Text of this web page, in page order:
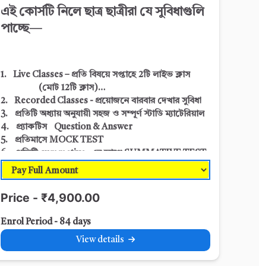
এই কোর্সটি নিলে ছাত্র ছাত্রীরা যে সুবিধাগুলি
পাচ্ছে—
1. Live Classes – প্রতি বিষয়ে সপ্তাহে 2টি লাইভ ক্লাস
(মোট 12টি ক্লাস)
2. Recorded Classes - প্রয়োজনে বারবার দেখার সুবিধা
3. প্রতিটি অধ্যায় অনুযায়ী সহজ ও সম্পূর্ণ স্টাডি ম্যাটেরিয়াল
4. প্র্যাকটিস Question & Answer
5. প্রতিমাসে MOCK TEST
6. প্রতিটি summative -এর আগে SUMMATIVE TEST
7. Sample Question Sets & Suggestions
8. সময়ে সময়ে অভিভাবক–শিক্ষক আলোচনা
9. ছাত্র ছাত্রীদের- Academic Progress Report
Price - ₹4,900.00
Enrol Period - 84 days
View details